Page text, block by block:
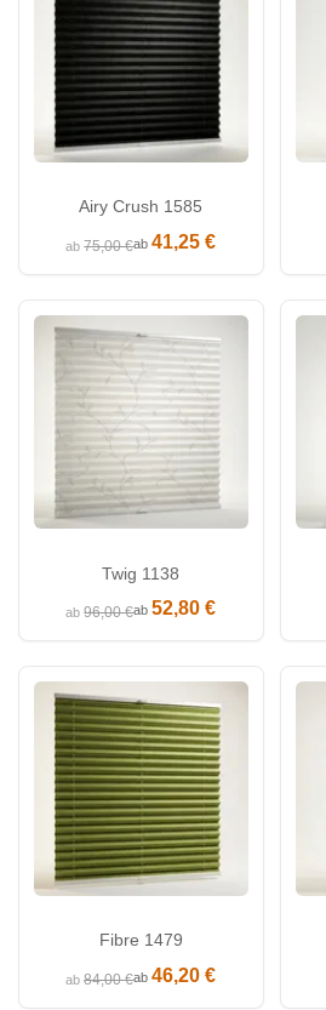
Airy Crush 1585
ab75,00 €ab41,25 €
Twig 1138
ab96,00 €ab52,80 €
Fibre 1479
ab84,00 €ab46,20 €